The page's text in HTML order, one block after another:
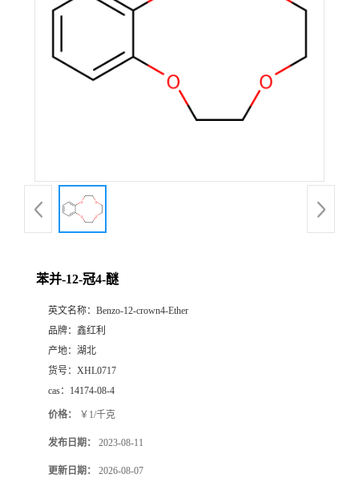
苯并-12-冠4-醚
英文名称： Benzo-12-crown4-Ether
品牌： 鑫红利
产地： 湖北
货号： XHL0717
cas： 14174-08-4
价格： ￥1/千克
发布日期： 2023-08-11
更新日期： 2026-08-07